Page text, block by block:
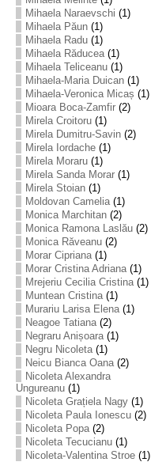
Mihaela Naraevschi (1)
Mihaela Păun(1)
Mihaela Radu(1)
Mihaela Răducea(1)
Mihaela Teliceanu(1)
Mihaela-Maria Duican(1)
Mihaela-Veronica Micaș (1)
Mioara Boca-Zamfir(2)
Mirela Croitoru(1)
Mirela Dumitru-Savin(2)
Mirela Iordache(1)
Mirela Moraru(1)
Mirela Sanda Morar(1)
Mirela Stoian(1)
Moldovan Camelia(1)
Monica Marchitan(2)
Monica Ramona Laslău(2)
Monica Răveanu(2)
Morar Cipriana(1)
Morar Cristina Adriana(1)
Mrejeriu Cecilia Cristina(1)
Muntean Cristina(1)
Murariu Larisa Elena(1)
Neagoe Tatiana(2)
Negraru Anișoara(1)
Negru Nicoleta(1)
Neicu Bianca Oana(2)
Nicoleta Alexandra
Ungureanu(1)
Nicoleta Grațiela Nagy(1)
Nicoleta Paula Ionescu(2)
Nicoleta Popa(2)
Nicoleta Tecucianu(1)
Nicoleta-Valentina Stroe(1)